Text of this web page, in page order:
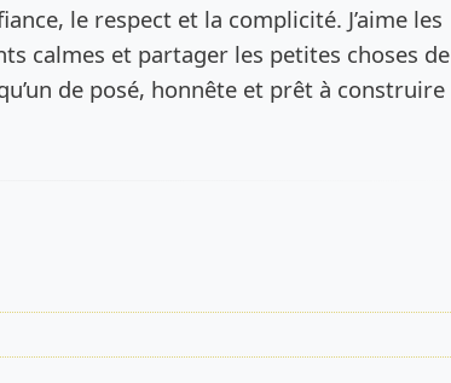
le respect et la complicité. J’aime les
calmes et partager les petites choses de
de posé, honnête et prêt à construire